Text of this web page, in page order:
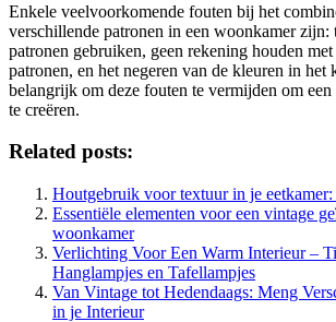
Enkele veelvoorkomende fouten bij het
verschillende patronen in een woonkamer zijn:
patronen gebruiken, geen rekening houden
patronen, en het negeren van de kleuren in het
belangrijk om deze fouten te vermijden om een
te creëren.
Related posts:
Houtgebruik voor textuur in je eetkamer:
Essentiële elementen voor een vintage
woonkamer
Verlichting Voor Een Warm Interieur –
Hanglampjes en Tafellampjes
Van Vintage tot Hedendaags: Meng
in je Interieur